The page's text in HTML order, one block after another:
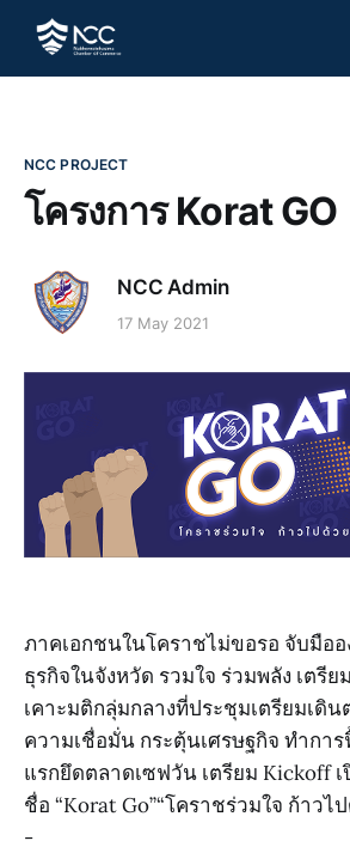
NCC PROJECT
โครงการ Korat GO
NCC Admin
17 May 2021
ภาคเอกชนในโคราชไม่ขอรอ จับมือ
ธุรกิจในจังหวัด รวมใจ ร่วมพลัง เตรี
เคาะมติกลุ่มกลางที่ประชุมเตรียมเดิน
ความเชื่อมั่น กระตุ้นเศรษฐกิจ ทำกา
แรกยึดตลาดเซฟวัน เตรียม Kickoff
ชื่อ “Korat Go”“โคราชร่วมใจ ก้าวไ
-